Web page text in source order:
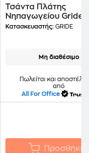
Τσάντα Πλάτης
Νηπαγωγείου Gride
Princess Με 1 Θήκη
Κατασκευαστής: GRIDE
Μη διαθέσιμο
Πωλείται και
από
All For Office
Προσθήκη